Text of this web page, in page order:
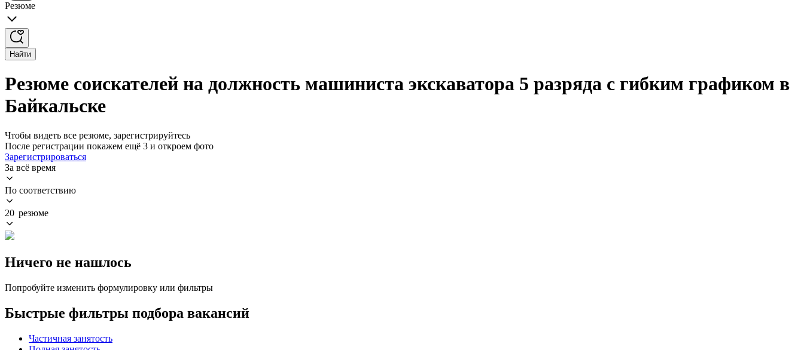
Резюме
Найти
Резюме соискателей на должность машиниста экскаватора 5 разряда с гибким графиком в
Байкальске
Чтобы видеть все резюме, зарегистрируйтесь
После регистрации покажем ещё 3 и откроем фото
Зарегистрироваться
За всё время
По соответствию
20 резюме
Ничего не нашлось
Попробуйте изменить формулировку или фильтры
Быстрые фильтры подбора вакансий
Частичная занятость